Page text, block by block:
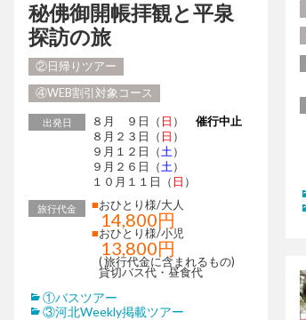
秘佛御開帳拝観と平泉
探訪の旅
②日帰りツアー
④WEB割引対象コース
出発日 ８月 ９日（ 日 ）催行中止
８月２３日（ 日 ）
９月１２日（ 土 ）
９月２６日（ 土 ）
１０月１１日（ 日 ）
旅行代金 ■おひとり様/大人
14,800円
■おひとり様/小児
13,800円
( 旅行代金に含まれるもの)
貸切バス代・昼食代
①バスツアー
③河北Weekly掲載ツアー